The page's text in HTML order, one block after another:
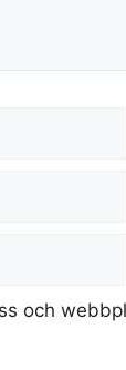
och